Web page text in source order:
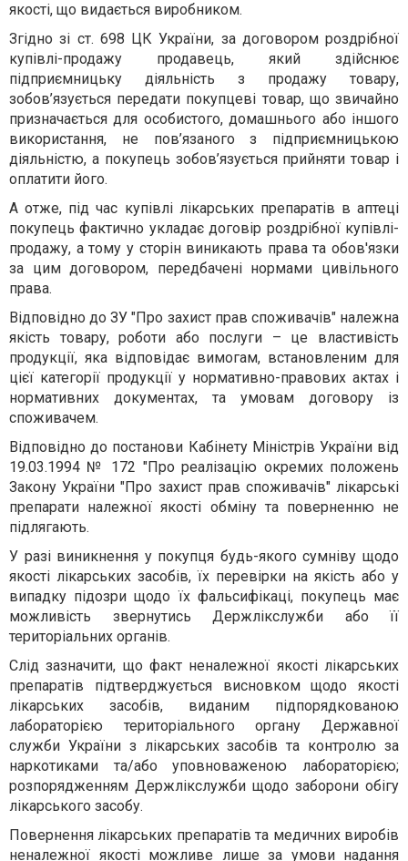
якості, що видається виробником.
Згідно зі ст. 698 ЦК України, за договором роздрібної
купівлі-продажу продавець, який здійснює
підприємницьку діяльність з продажу товару,
зобов’язується передати покупцеві товар, що звичайно
призначається для особистого, домашнього або іншого
використання, не пов’язаного з підприємницькою
діяльністю, а покупець зобов’язується прийняти товар і
оплатити його.
А отже, під час купівлі лікарських препаратів в аптеці
покупець фактично укладає договір роздрібної купівлі-
продажу, а тому у сторін виникають права та обов'язки
за цим договором, передбачені нормами цивільного
права.
Відповідно до ЗУ "Про захист прав споживачів" належна
якість товару, роботи або послуги – це властивість
продукції, яка відповідає вимогам, встановленим для
цієї категорії продукції у нормативно-правових актах і
нормативних документах, та умовам договору із
споживачем.
Відповідно до постанови Кабінету Міністрів України від
19.03.1994 № 172 "Про реалізацію окремих положень
Закону України "Про захист прав споживачів" лікарські
препарати належної якості обміну та поверненню не
підлягають.
У разі виникнення у покупця будь-якого сумніву щодо
якості лікарських засобів, їх перевірки на якість або у
випадку підозри щодо їх фальсифікаці, покупець має
можливість звернутись Держлікслужби або її
територіальних органів.
Слід зазначити, що факт неналежної якості лікарських
препаратів підтверджується висновком щодо якості
лікарських засобів, виданим підпорядкованою
лабораторією територіального органу Державної
служби України з лікарських засобів та контролю за
наркотиками та/або уповноваженою лабораторією;
розпорядженням Держлікслужби щодо заборони обігу
лікарського засобу.
Повернення лікарських препаратів та медичних виробів
неналежної якості можливе лише за умови надання